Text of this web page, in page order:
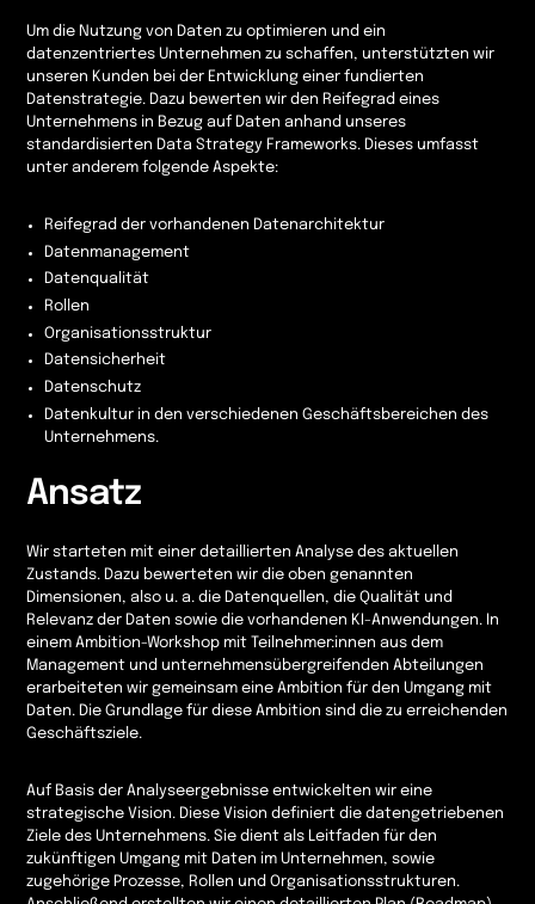
Um die Nutzung von Daten zu optimieren und ein
datenzentriertes Unternehmen zu schaffen, unterstützten wir
unseren Kunden bei der Entwicklung einer fundierten
Datenstrategie. Dazu bewerten wir den Reifegrad eines
Unternehmens in Bezug auf Daten anhand unseres
standardisierten Data Strategy Frameworks. Dieses umfasst
unter anderem folgende Aspekte:
Reifegrad der vorhandenen Datenarchitektur
Datenmanagement
Datenqualität
Rollen
Organisationsstruktur
Datensicherheit
Datenschutz
Datenkultur in den verschiedenen Geschäftsbereichen des
Unternehmens.
Ansatz
Wir starteten mit einer detaillierten Analyse des aktuellen
Zustands. Dazu bewerteten wir die oben genannten
Dimensionen, also u. a. die Datenquellen, die Qualität und
Relevanz der Daten sowie die vorhandenen KI-Anwendungen. In
einem Ambition-Workshop mit Teilnehmer:innen aus dem
Management und unternehmensübergreifenden Abteilungen
erarbeiteten wir gemeinsam eine Ambition für den Umgang mit
Daten. Die Grundlage für diese Ambition sind die zu erreichenden
Geschäftsziele.
Auf Basis der Analyseergebnisse entwickelten wir eine
strategische Vision. Diese Vision definiert die datengetriebenen
Ziele des Unternehmens. Sie dient als Leitfaden für den
zukünftigen Umgang mit Daten im Unternehmen, sowie
zugehörige Prozesse, Rollen und Organisationsstrukturen.